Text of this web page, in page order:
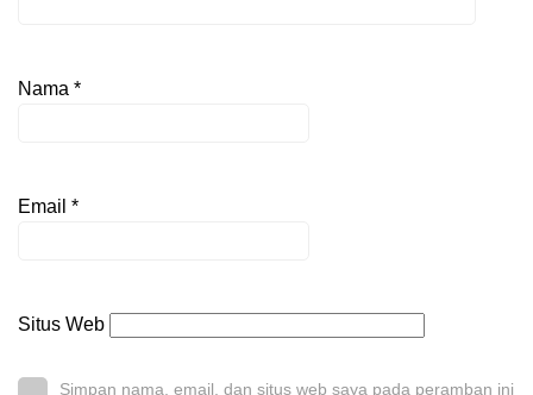
Nama *
Email *
Situs Web
Simpan nama, email, dan situs web saya pada peramban ini